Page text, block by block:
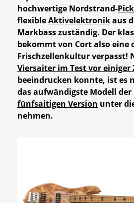
hochwertige Nordstrand-
flexibleAktivelektronikaus
Markbass zuständig. Der
bekommt von Cort also eine
Frischzellenkultur verpasst!
Viersaiter im Test vor einiger
beeindrucken konnte, ist es
das aufwändigste Modell der
fünfsaitigen Version unter
nehmen.